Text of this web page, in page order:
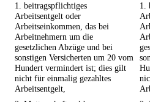
1. beitragspflichtiges
Arbeitsentgelt oder
Arbeitseinkommen, das bei
Arbeitnehmern um die
gesetzlichen Abzüge und bei
sonstigen Versicherten um 20 vom
Hundert vermindert ist; dies gilt
nicht für einmalig gezahltes
Arbeitsentgelt,
1.